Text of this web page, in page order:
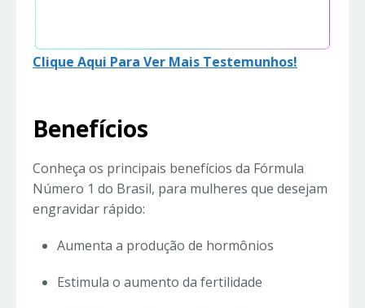
Clique Aqui Para Ver Mais Testemunhos!
Benefícios
Conheça os principais benefícios da Fórmula
Número 1 do Brasil, para mulheres que desejam
engravidar rápido:
Aumenta a produção de hormônios
Estimula o aumento da fertilidade